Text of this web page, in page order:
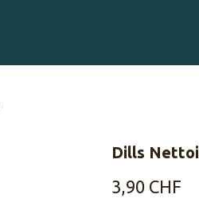
Dills
3,90 CHF